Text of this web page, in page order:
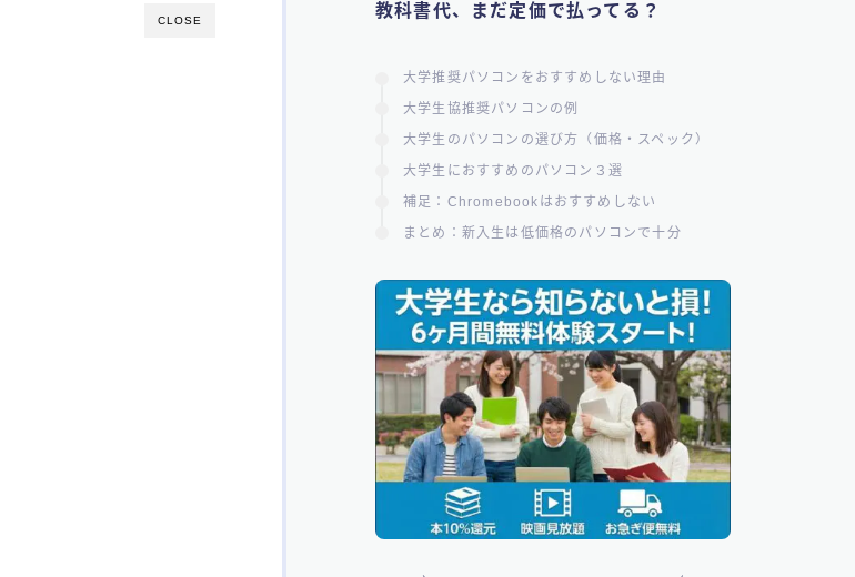
CLOSE
教科書代、まだ定価で払ってる？
大学推奨パソコンをおすすめしない理由
大学生協推奨パソコンの例
大学生のパソコンの選び方（価格・スペック）
大学生におすすめのパソコン３選
補足：Chromebookはおすすめしない
まとめ：新入生は低価格のパソコンで十分